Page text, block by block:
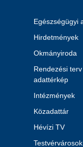
Egészségügyi
Hirdetmények
Okmányiroda
Rendezési
adattérkép
Intézmények
Közadattár
Hévízi TV
Testvérvárosok